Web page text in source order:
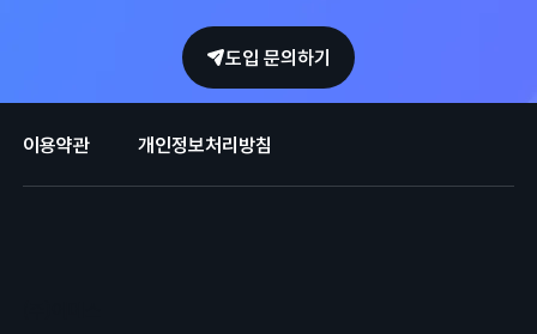
도입 문의하기
이용약관 개인정보처리방침